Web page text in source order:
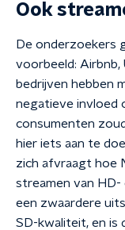
Ook
De onderzoekers
voorbeeld: Airbnb,
bedrijven hebben
negatieve invloed
consumenten
hier iets aan te
zich afvraagt hoe
streamen van
een zwaardere
SD-kwaliteit, en is